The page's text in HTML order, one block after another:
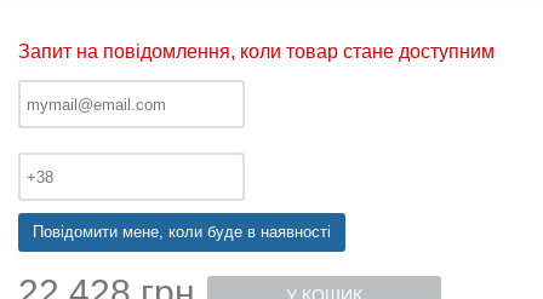
Запит на повідомлення, коли товар стане доступним
Повідомити мене, коли буде в наявності